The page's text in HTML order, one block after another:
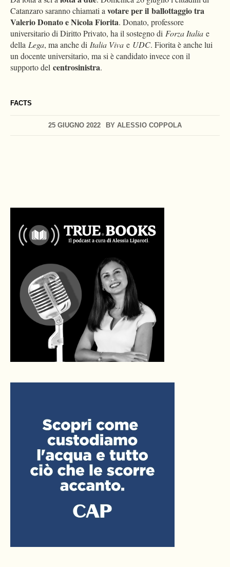
FACTS
25 GIUGNO 2022 BY ALESSIO COPPOLA
Catanzaro saranno chiamati avotare per il ballottaggio tra
Valerio Donato e Nicola Fiorita. Donato, professore
universitario di Diritto Privato, ha il sostegno di Forza Italia e
della Lega, ma anche di Italia Viva e UDC. Fiorita è anche lui
un docente universitario, ma si è candidato invece con il
supporto del centrosinistra.